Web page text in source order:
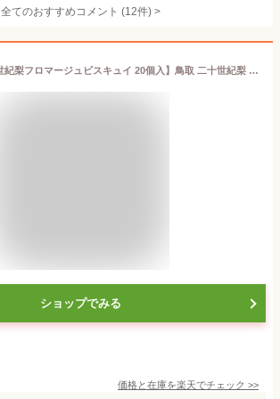
全てのおすすめコメント (12件) >
【鳥取二十世紀梨フロマージュビスキュイ 20個入】鳥取 二十世紀梨 クッキー ラングドシャ お土産 贈り物 プレゼント お礼 お返し 内祝 山陰 梨 お菓子
ショップでみる
価格と在庫を楽天でチェック >>